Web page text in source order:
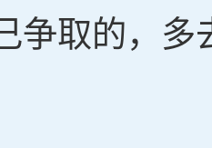
争取的，多